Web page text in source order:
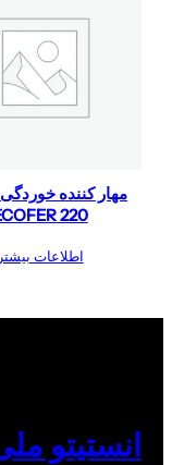
مهار کننده
220
اطلاعات بیشتر
انستیتو